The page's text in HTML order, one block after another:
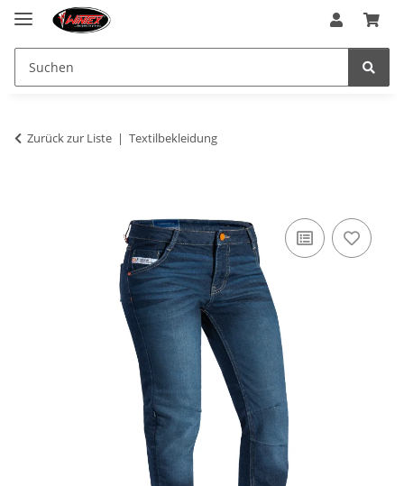
Zurück zur Liste Textilbekleidung